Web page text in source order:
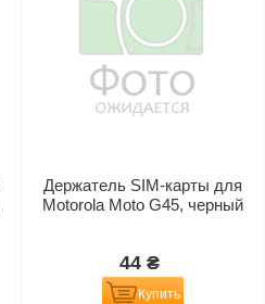
Держатель SIM-карты для
Motorola Moto G45, черный
44 ₴
Купить